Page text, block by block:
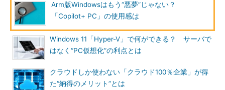
Arm版Windowsはもう“悪夢”じゃない？
「Copilot+ PC」の使用感は
Windows 11「Hyper-V」で何ができる？ サーバで
はなく“PC仮想化”の利点とは
クラウドしか使わない「クラウド100％企業」が得
た“納得のメリット”とは